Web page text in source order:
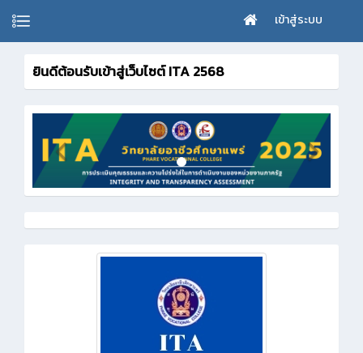
เข้าสู่ระบบ
ยินดีต้อนรับเข้าสู่เว็บไซต์ ITA 2568